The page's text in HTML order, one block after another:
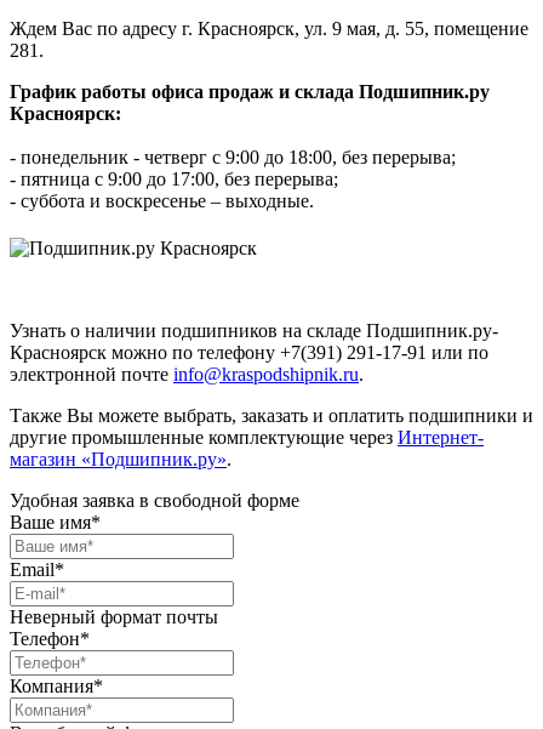
Ждем Вас по адресу г. Красноярск, ул. 9 мая, д. 55, помещение
281.
График работы офиса продаж и склада Подшипник.ру
Красноярск:
- понедельник - четверг с 9:00 до 18:00, без перерыва;
- пятница с 9:00 до 17:00, без перерыва;
- суббота и воскресенье – выходные.
Узнать о наличии подшипников на складе Подшипник.ру-
Красноярск можно по телефону +7(391) 291-17-91 или по
электронной почте info@kraspodshipnik.ru.
Также Вы можете выбрать, заказать и оплатить подшипники и
другие промышленные комплектующие через Интернет-
магазин «Подшипник.ру».
Удобная заявка в свободной форме
Ваше имя*
Email*
Неверный формат почты
Телефон*
Компания*